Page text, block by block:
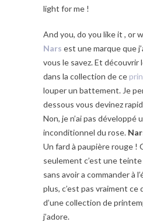
light for me !
And you, do you like it , or
Nars est une marque que
vous le savez. Et découvrir
dans la collection de ce
louper un battement. Je
dessous vous devinez
Non, je n’ai pas développé
inconditionnel du rose.
Un fard à paupière rouge !
seulement c’est une
sans avoir a commander à
plus, c’est pas vraiment ce
d’une collection de
j’adore.